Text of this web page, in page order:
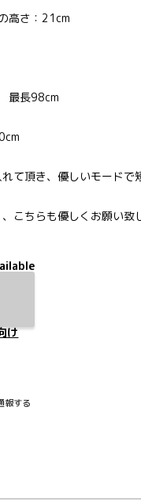
高さ：21cm
最長98cm
て頂き、優しいモードで
こちらも優しくお願い致
け
報する